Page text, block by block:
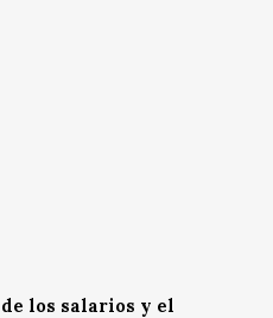
los salarios y el